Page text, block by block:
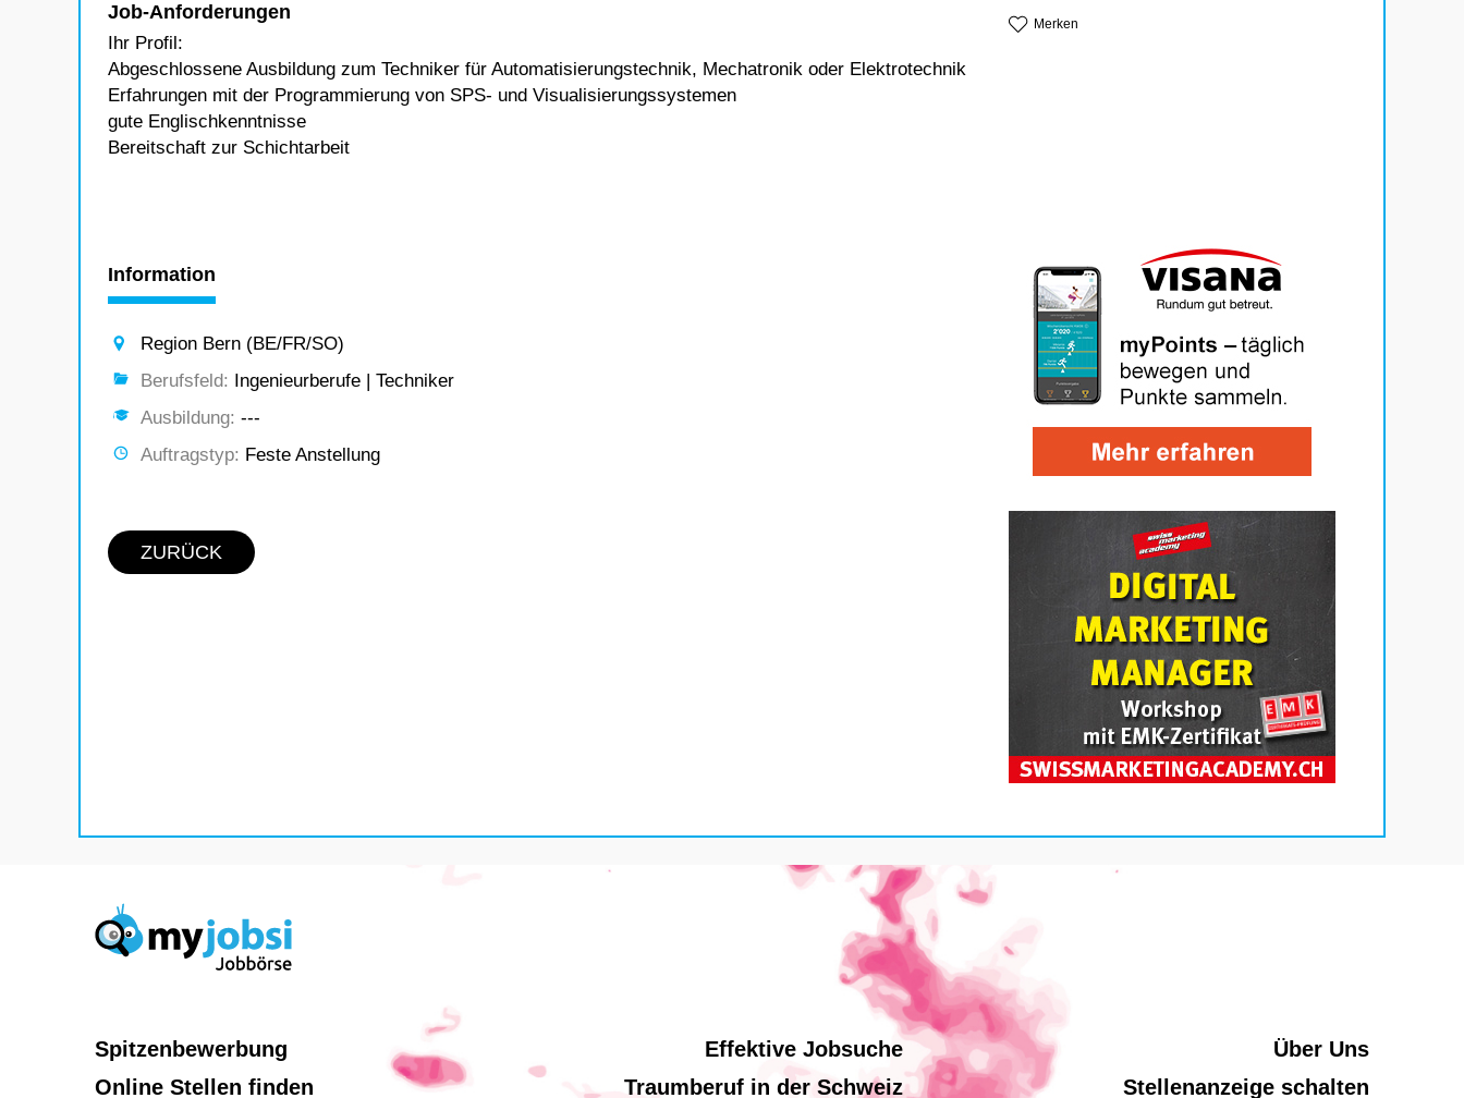
Job-Anforderungen
Ihr Profil:
Abgeschlossene Ausbildung zum Techniker für Automatisierungstechnik, Mechatronik oder Elektrotechnik
Erfahrungen mit der Programmierung von SPS- und Visualisierungssystemen
gute Englischkenntnisse
Bereitschaft zur Schichtarbeit
Information
Region Bern (BE/FR/SO)
Berufsfeld: Ingenieurberufe | Techniker
Ausbildung: ---
Auftragstyp: Feste Anstellung
ZURÜCK
Merken
Spitzenbewerbung
Online Stellen finden
Effektive Jobsuche
Traumberuf in der Schweiz
Über Uns
Stellenanzeige schalten